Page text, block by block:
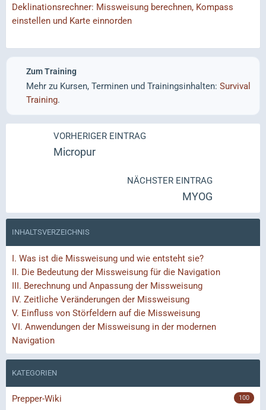
Deklinationsrechner: Missweisung berechnen, Kompass
einstellen und Karte einnorden
Zum Training
Mehr zu Kursen, Terminen und Trainingsinhalten: Survival
Training.
VORHERIGER EINTRAG
Micropur
NÄCHSTER EINTRAG
MYOG
INHALTSVERZEICHNIS
I. Was ist die Missweisung und wie entsteht sie?
II. Die Bedeutung der Missweisung für die Navigation
III. Berechnung und Anpassung der Missweisung
IV. Zeitliche Veränderungen der Missweisung
V. Einfluss von Störfeldern auf die Missweisung
VI. Anwendungen der Missweisung in der modernen
Navigation
KATEGORIEN
Prepper-Wiki 100